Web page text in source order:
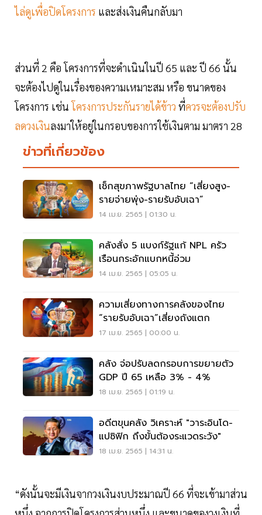
ไล่ดูเพื่อปิดโครงการ และส่งเงินคืนกลับมา
ส่วนที่ 2 คือ โครงการที่จะดำเนินในปี 65 และ ปี 66 นั้น
จะต้องไปดูในเรื่องของความเหมาะสม หรือ ขนาดของ
โครงการ เช่นโครงการประกันรายได้ข้าว ที่ควรจะต้องปรับ
ลดวงเงินลงมาให้อยู่ในกรอบของการใช้เงินตาม มาตรา 28
ข่าวที่เกี่ยวข้อง
เช็กสุขภาพรัฐบาลไทย “เสี่ยงสูง-
รายจ่ายพุ่ง-รายรับอับเฉา”
14 เม.ย. 2565 | 01:30 น.
คลังสั่ง 5 แบงก์รัฐแก้ NPL ครัว
เรือนกระอักแบกหนี้อ่วม
14 เม.ย. 2565 | 05:05 น.
ความเสี่ยงทางการคลังของไทย
“รายรับอับเฉา”เสี่ยงถังแตก
17 เม.ย. 2565 | 00:00 น.
คลัง จ่อปรับลดกรอบการขยายตัว
GDP ปี 65 เหลือ 3% - 4%
18 เม.ย. 2565 | 01:19 น.
อดีตขุนคลัง วิเคราะห์ "วาระอินโด-
แปซิฟิก ถึงขั้นต้องระแวดระวัง"
18 เม.ย. 2565 | 14:31 น.
“ดังนั้นจะมีเงินจากวงเงินงบประมาณปี 66 ที่จะเข้ามาส่วน